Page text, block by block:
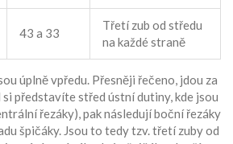
43 a 33
Třetí zub od středu
na každé straně
úplně vpředu. Přesněji řečeno, jdou za
si představíte střed ústní dutiny, kde jsou
řezáky), pak následují boční řezáky
špičáky. Jsou to tedy tzv. třetí zuby od